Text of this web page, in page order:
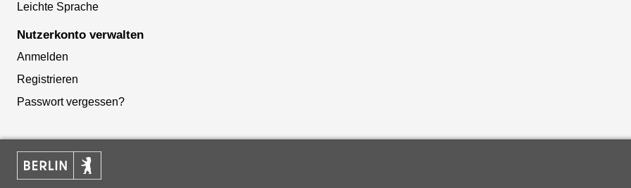
Leichte Sprache
Nutzerkonto verwalten
Anmelden
Registrieren
Passwort vergessen?